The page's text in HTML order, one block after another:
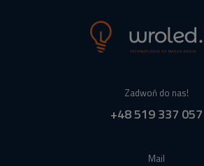
Zadwoń do nas!
+48 519 337 057
Mail